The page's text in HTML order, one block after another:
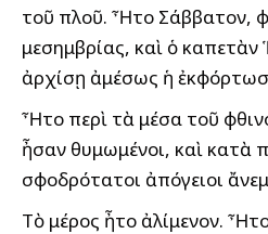
τοῦ πλοῦ. Ἦτο Σάββατον,
μεσημβρίας, καὶ ὁ καπετὰν
ἀρχίσῃ ἀμέσως ἡ
Ἦτο περὶ τὰ μέσα τοῦ
ἦσαν θυμωμένοι, καὶ κατὰ
σφοδρότατοι ἀπόγειοι
Τὸ μέρος ἦτο ἀλίμενον. Ἦτο